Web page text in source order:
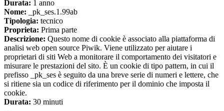
Durata: 1 anno
Nome: _pk_ses.1.99ab
Tipologia: tecnico
Proprieta: Prima parte
Descrizione: Questo nome di cookie è associato alla piattaforma di
analisi web open source Piwik. Viene utilizzato per aiutare i
proprietari di siti Web a monitorare il comportamento dei visitatori e
misurare le prestazioni del sito. È un cookie di tipo pattern, in cui il
prefisso _pk_ses è seguito da una breve serie di numeri e lettere, che
si ritiene sia un codice di riferimento per il dominio che imposta il
cookie.
Durata: 30 minuti